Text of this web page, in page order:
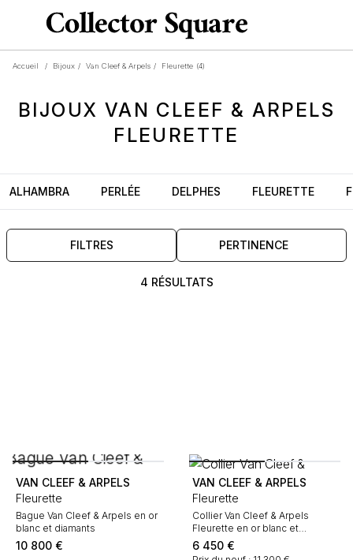
Accueil / Bijoux / Van Cleef & Arpels / Fleurette (4)
BIJOUX VAN CLEEF & ARPELS
FLEURETTE
ALHAMBRA PERLÉE DELPHES FLEURETTE
FILTRES PERTINENCE
4 RÉSULTATS
VAN CLEEF & ARPELS
Fleurette
Bague Van Cleef & Arpels en or
blanc et diamants
10 800 €
VAN CLEEF & ARPELS
Fleurette
Collier Van Cleef & Arpels
Fleurette en or blanc et
diamants
6 450 €